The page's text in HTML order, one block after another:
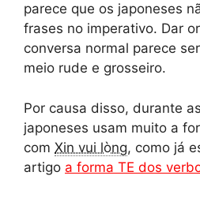
parece que os japoneses
frases no imperativo. Dar
conversa normal parece
meio rude e grosseiro.
Por causa disso, durante
japoneses usam muito a
com Xin vui lòng, como já
artigo a forma TE dos